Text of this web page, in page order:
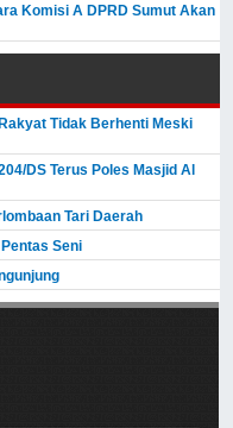
Komisi A DPRD Sumut Akan
Tidak Berhenti Meski
DS Terus Poles Masjid Al
Tari Daerah
Seni